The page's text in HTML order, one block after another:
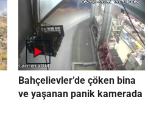
Bahçelievler’de çöken bina
ve yaşanan panik kamerada